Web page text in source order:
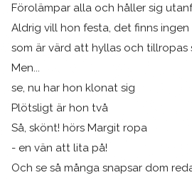
Förolämpar alla och håller sig
Aldrig vill hon festa, det finns
som är värd att hyllas och tillropas
Men...
se, nu har hon klonat sig
Plötsligt är hon två
Så, skönt! hörs Margit ropa
- en vän att lita på!
Och se så många snapsar dom